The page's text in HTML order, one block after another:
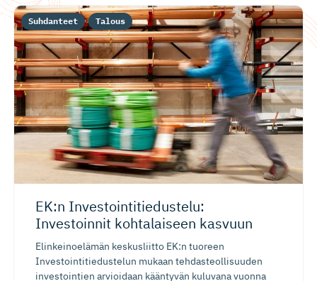
EK:n Investoin­ti­tie­dustelu:
Investoinnit kohtalaiseen kasvuun
Elinkeinoelämän keskusliitto EK:n tuoreen
Investointitiedustelun mukaan tehdasteollisuuden
investointien arvioidaan kääntyvän kuluvana vuonna
Suhdanteet Talous